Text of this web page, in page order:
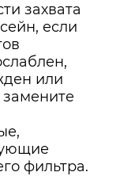
захвата
если
или
замените
фильтра.